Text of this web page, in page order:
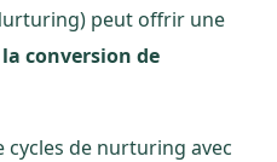
peut offrir une
conversion de
cycles de nurturing avec